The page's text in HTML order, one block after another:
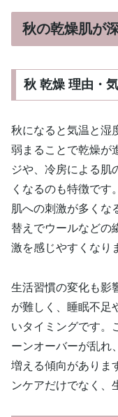
秋の乾燥肌が
秋 乾燥 理由・
秋になると気温と湿
弱まることで乾燥が
ジや、冷房による肌
くなるのも特徴です
肌への刺激が多くな
替えでウールなどの
激を感じやすくなり
生活習慣の変化も影
が難しく、睡眠不足
いタイミングです。
ーンオーバーが乱れ
増える傾向がありま
ンケアだけでなく、